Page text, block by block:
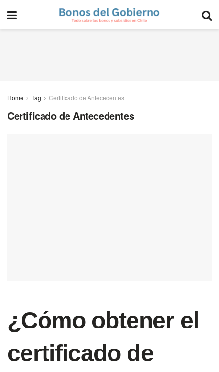
Home Tag Certificado de Antecedentes
Certificado de Antecedentes
¿Cómo obtener el
certificado de